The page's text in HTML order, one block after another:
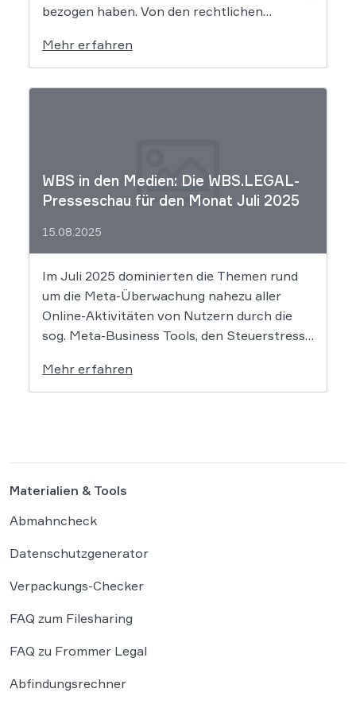
bezogen haben. Von den rechtlichen
bekannten Spezi-Streit bis zu
markenrechtlichen Fragen zum Merchandise
in der Musikbranche – unser rechtliches
Mehr erfahren
WBS in den Medien: Die WBS.LEGAL-
Presseschau für den Monat Juli 2025
15.08.2025
Im Juli 2025 dominierten die Themen rund
um die Meta-Überwachung nahezu aller
Online-Aktivitäten von Nutzern durch die
sog. Meta-Business Tools, den Steuerstress
Cam-Debatte. Flankiert wurde dies von
knackigen Einschätzungen zu Daten- und
Mehr erfahren
Materialien & Tools
Abmahncheck
Datenschutzgenerator
Verpackungs-Checker
FAQ zum Filesharing
FAQ zu Frommer Legal
Abfindungsrechner